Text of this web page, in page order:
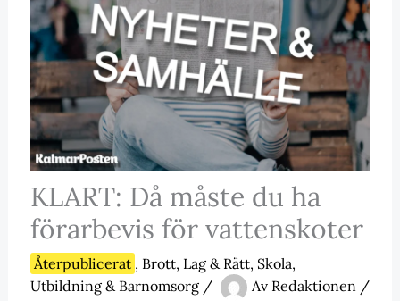
KLART: Då måste du ha
förarbevis för vattenskoter
Återpublicerat , Brott, Lag & Rätt, Skola,
Utbildning & Barnomsorg/ Av Redaktionen /